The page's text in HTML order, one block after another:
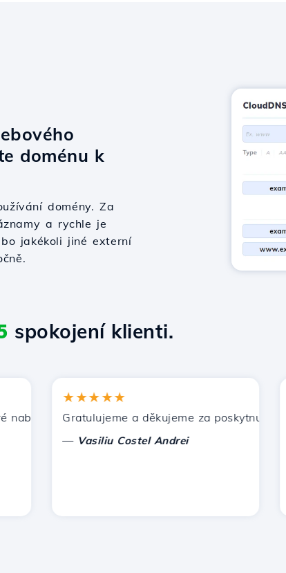
doménu k
domény. Za
a rychle je
jakékoli jiné externí
spokojení klienti.
Hostico. Doporučil jsem vás dalším známým.
★★★★★
Gratulujeme a děkujeme za poskytnutou
Vasiliu Costel Andrei